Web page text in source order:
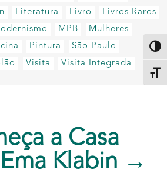
Literatura Livro
Livros Raros
MPB
Mulheres
Pintura
São Paulo
Visita Visita Integrada
a Casa
Klabin →